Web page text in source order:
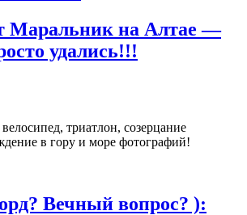
Маральник на Алтае —
удались!!!
триатлон, созерцание
в гору и море фотографий!
Вечный вопрос? ):